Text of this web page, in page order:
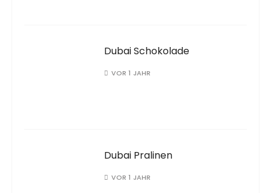
Dubai Schokolade
VOR 1 JAHR
Dubai Pralinen
VOR 1 JAHR